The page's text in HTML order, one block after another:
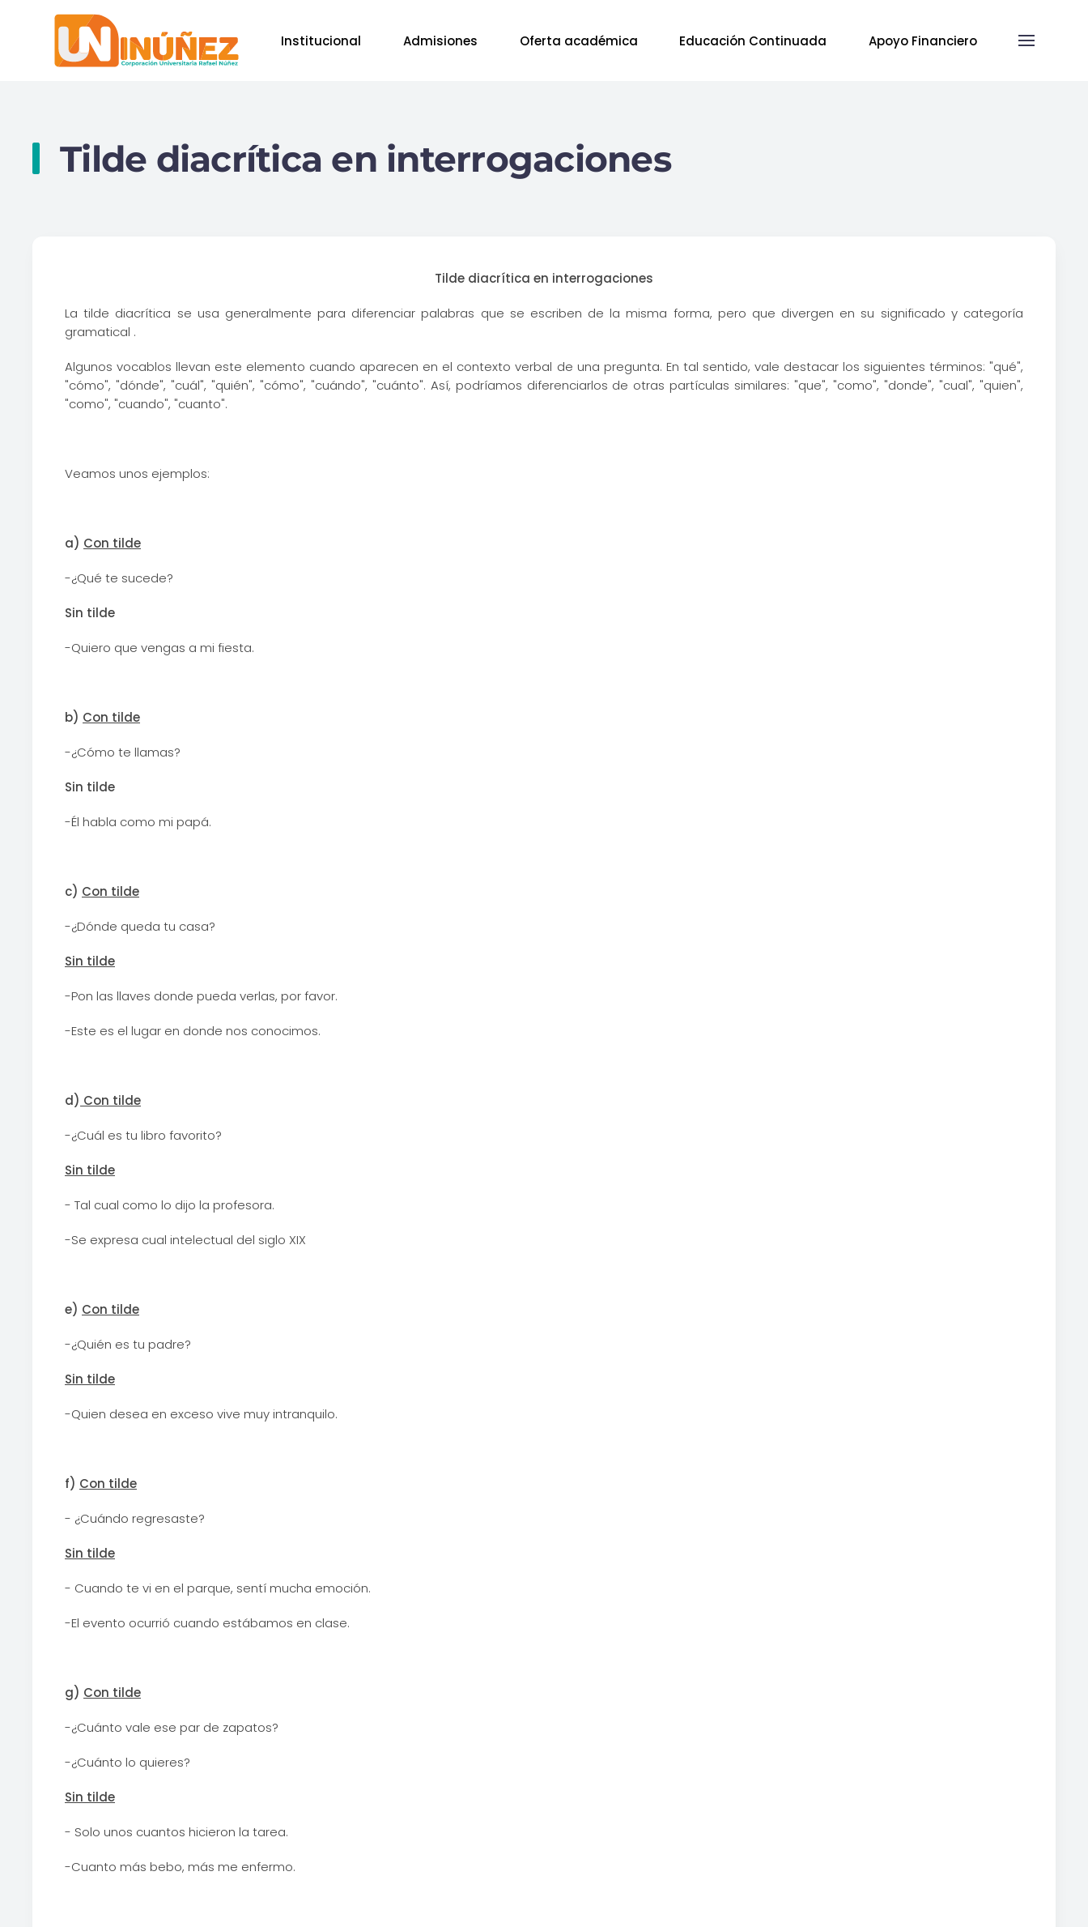
Skip to main content Institucional Admisiones Oferta académica Educación Continuada Apoyo Financiero
Tilde diacrítica en interrogaciones
Tilde diacrítica en interrogaciones
La tilde diacrítica se usa generalmente para diferenciar palabras que se escriben de la misma forma, pero que divergen en su significado y categoría
gramatical .
Algunos vocablos llevan este elemento cuando aparecen en el contexto verbal de una pregunta. En tal sentido, vale destacar los siguientes términos: "qué",
"cómo", "dónde", "cuál", "quién", "cómo", "cuándo", "cuánto". Así, podríamos diferenciarlos de otras partículas similares: "que", "como", "donde", "cual", "quien",
"como", "cuando", "cuanto".
Veamos unos ejemplos:
a) Con tilde
-¿Qué te sucede?
Sin tilde
-Quiero que vengas a mi fiesta.
b) Con tilde
-¿Cómo te llamas?
Sin tilde
-Él habla como mi papá.
c) Con tilde
-¿Dónde queda tu casa?
Sin tilde
-Pon las llaves donde pueda verlas, por favor.
-Este es el lugar en donde nos conocimos.
d) Con tilde
-¿Cuál es tu libro favorito?
Sin tilde
- Tal cual como lo dijo la profesora.
-Se expresa cual intelectual del siglo XIX
e) Con tilde
-¿Quién es tu padre?
Sin tilde
-Quien desea en exceso vive muy intranquilo.
f) Con tilde
- ¿Cuándo regresaste?
Sin tilde
- Cuando te vi en el parque, sentí mucha emoción.
-El evento ocurrió cuando estábamos en clase.
g) Con tilde
-¿Cuánto vale ese par de zapatos?
-¿Cuánto lo quieres?
Sin tilde
- Solo unos cuantos hicieron la tarea.
-Cuanto más bebo, más me enfermo.